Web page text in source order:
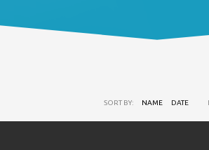
SORT BY: NAME DATE